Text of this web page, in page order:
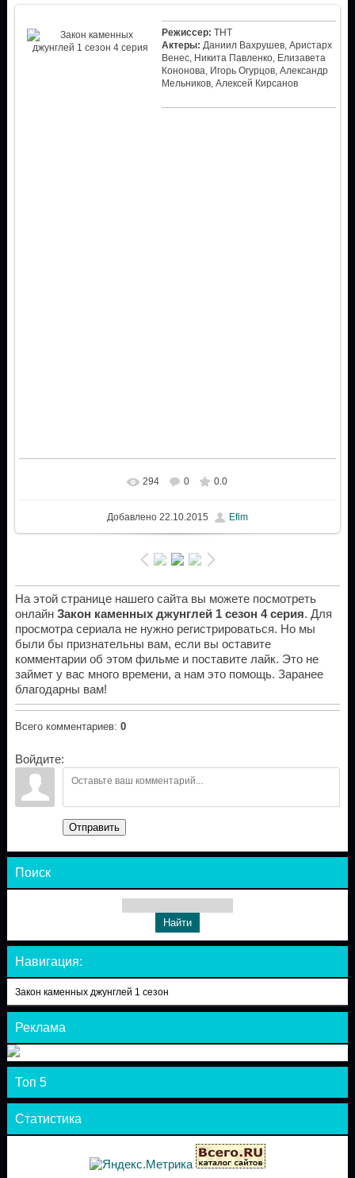
Режиссер: ТНТ
Актеры: Даниил Вахрушев, Аристарх
Венес, Никита Павленко, Елизавета
Кононова, Игорь Огурцов, Александр
Мельников, Алексей Кирсанов
294 0 0.0
Добавлено22.10.2015 Efim
На этой странице нашего сайта вы можете посмотреть
онлайн Закон каменных джунглей 1 сезон 4 серия. Для
просмотра сериала не нужно регистрироваться. Но мы
были бы признательны вам, если вы оставите
комментарии об этом фильме и поставите лайк. Это не
займет у вас много времени, а нам это помощь. Заранее
благодарны вам!
Всего комментариев: 0
Войдите:
Отправить
Поиск
Навигация:
Закон каменных джунглей 1 сезон
Реклама
Топ 5
Статистика